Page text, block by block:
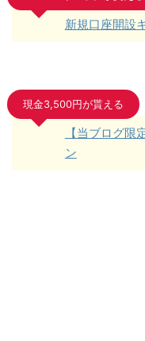
新規口座開設
現金3,500円が貰える
【当ブログ
ン